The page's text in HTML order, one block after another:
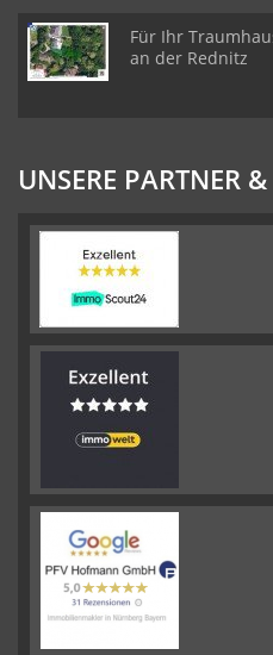
Für Ihr
an der Rednitz
UNSERE PARTNER